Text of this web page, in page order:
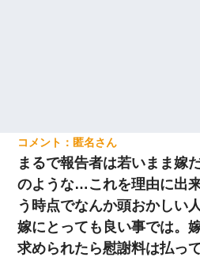
匿名
まるで報告者は若いまま嫁
のような…これを理由に出
う時点でなんか頭おかしい
嫁にとっても良い事では。
求められたら慰謝料は払っ